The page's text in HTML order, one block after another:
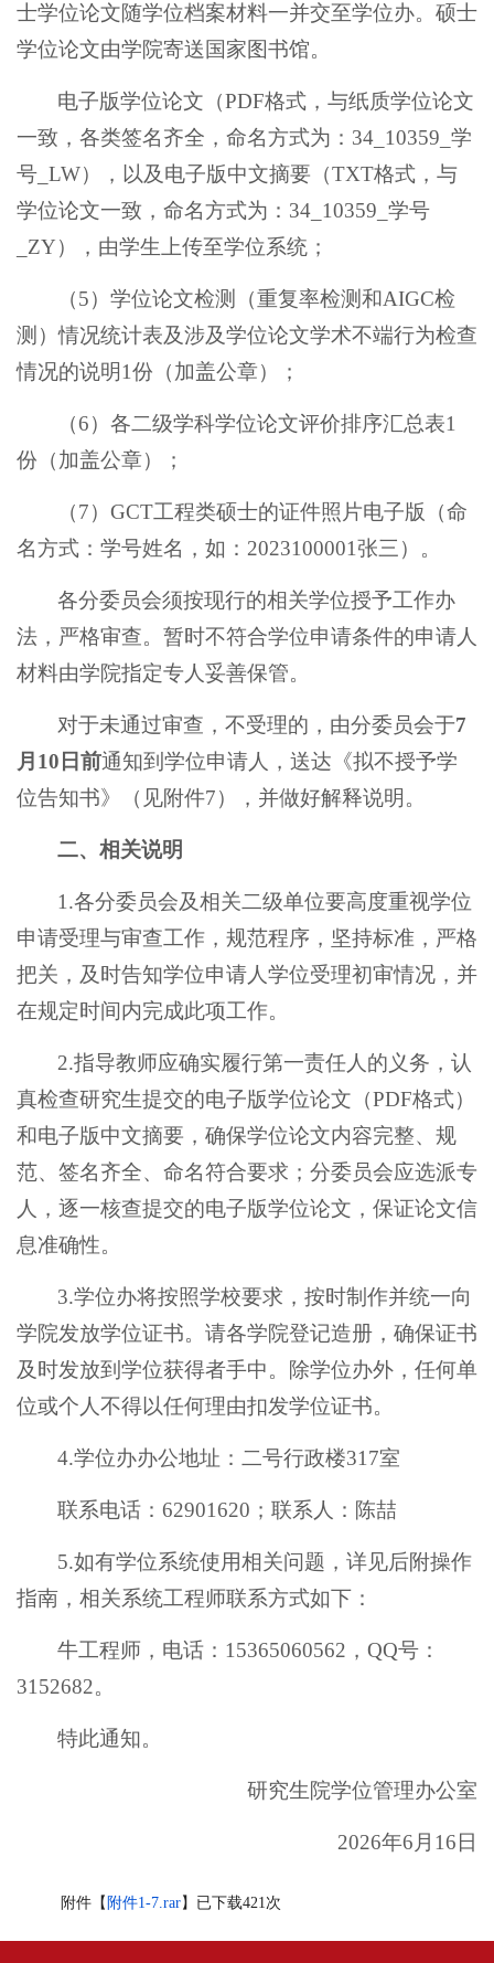
士学位论文随学位档案材料一并交至学位办。硕士
学位论文由学院寄送国家图书馆。
电子版学位论文（PDF格式，与纸质学位论文
一致，各类签名齐全，命名方式为：34_10359_学
号_LW），以及电子版中文摘要（TXT格式，与
学位论文一致，命名方式为：34_10359_学号
_ZY），由学生上传至学位系统；
（5）学位论文检测（重复率检测和AIGC检
测）情况统计表及涉及学位论文学术不端行为检查
情况的说明1份（加盖公章）；
（6）各二级学科学位论文评价排序汇总表1
份（加盖公章）；
（7）GCT工程类硕士的证件照片电子版（命
名方式：学号姓名，如：2023100001张三）。
各分委员会须按现行的相关学位授予工作办
法，严格审查。暂时不符合学位申请条件的申请人
材料由学院指定专人妥善保管。
对于未通过审查，不受理的，由分委员会于7
月 10 日前通知到学位申请人，送达《拟不授予学
位告知书》（见附件7），并做好解释说明。
二、相关说明
1.各分委员会及相关二级单位要高度重视学位
申请受理与审查工作，规范程序，坚持标准，严格
把关，及时告知学位申请人学位受理初审情况，并
在规定时间内完成此项工作。
2.指导教师应确实履行第一责任人的义务，认
真检查研究生提交的电子版学位论文（PDF格式）
和电子版中文摘要，确保学位论文内容完整、规
范、签名齐全、命名符合要求；分委员会应选派专
人，逐一核查提交的电子版学位论文，保证论文信
息准确性。
3.学位办将按照学校要求，按时制作并统一向
学院发放学位证书。请各学院登记造册，确保证书
及时发放到学位获得者手中。除学位办外，任何单
位或个人不得以任何理由扣发学位证书。
4.学位办办公地址：二号行政楼317室
联系电话：62901620；联系人：陈喆
5.如有学位系统使用相关问题，详见后附操作
指南，相关系统工程师联系方式如下：
牛工程师，电话：15365060562，QQ号：
3152682。
特此通知。
研究生院学位管理办公室
2026年6月16日
附件【 附件1-7.rar】已下载421次